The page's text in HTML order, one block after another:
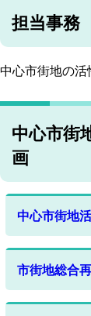
担当事務
中心市街地の活
中心市街
画
中心市街地
市街地総合